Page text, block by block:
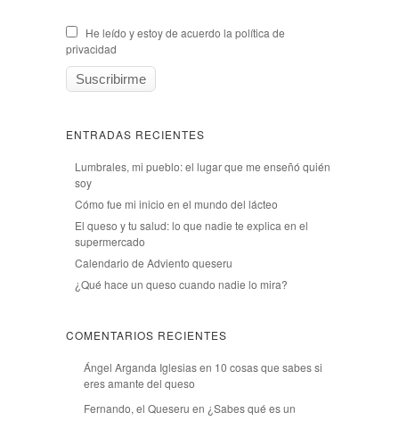
He leído y estoy de acuerdo la política de
privacidad
ENTRADAS RECIENTES
Lumbrales, mi pueblo: el lugar que me enseñó quién
soy
Cómo fue mi inicio en el mundo del lácteo
El queso y tu salud: lo que nadie te explica en el
supermercado
Calendario de Adviento queseru
¿Qué hace un queso cuando nadie lo mira?
COMENTARIOS RECIENTES
Ángel Arganda Iglesiasen 10 cosas que sabes si
eres amante del queso
Fernando, el Queseru en ¿Sabes qué es un